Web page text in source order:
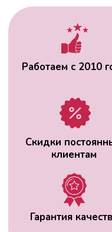
Гарантия качества
ВАС МОЖЕТ